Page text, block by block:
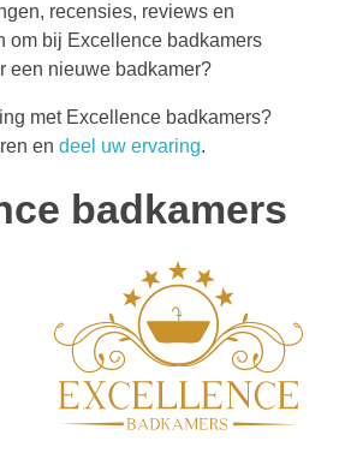
recensies, reviews en
om bij Excellence badkamers
een nieuwe badkamer?
met Excellence badkamers?
en deel uw ervaring.
badkamers